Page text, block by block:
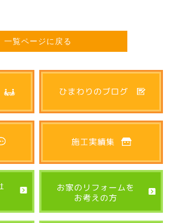
一覧ページに戻る